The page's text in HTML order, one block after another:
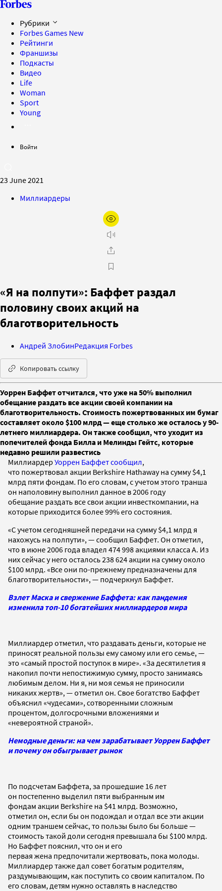
Рубрики
Forbes Games New
Рейтинги
Франшизы
Подкасты
Видео
Life
Woman
Sport
Young
Войти
23 June 2021
Миллиардеры
«Я на полпути»: Баффет раздал
половину своих акций на
благотворительность
Андрей ЗлобинРедакция Forbes
Копировать ссылку
Уоррен Баффет отчитался, что уже на 50% выполнил
обещание раздать все акции своей компании на
благотворительность. Стоимость пожертвованных им бумаг
составляет около $100 млрд — еще столько же осталось у 90-
летнего миллиардера. Он также сообщил, что уходит из
попечителей фонда Билла и Мелинды Гейтс, которые
недавно решили развестись
Миллиардер Уоррен Баффетсообщил,
что пожертвовал акции Berkshire Hathaway на сумму $4,1
млрд пяти фондам. По его словам, с учетом этого транша
он наполовину выполнил данное в 2006 году
обещание раздать все свои акции инвесткомпании, на
которые приходится более 99% его состояния.
«С учетом сегодняшней передачи на сумму $4,1 млрд я
нахожусь на полпути», — сообщил Баффет. Он отметил,
что в июне 2006 года владел 474 998 акциями класса А. Из
них сейчас у него осталось 238 624 акции на сумму около
$100 млрд. «Все они по-прежнему предназначены для
благотворительности», — подчеркнул Баффет.
Взлет Маска и свержение Баффета: как пандемия
изменила топ-10 богатейших миллиардеров мира
Миллиардер отметил, что раздавать деньги, которые не
приносят реальной пользы ему самому или его семье, —
это «самый простой поступок в мире». «За десятилетия я
накопил почти непостижимую сумму, просто занимаясь
любимым делом. Ни я, ни моя семья не приносили
никаких жертв», — отметил он. Свое богатство Баффет
объяснил «чудесами», сотворенными сложным
процентом, долгосрочными вложениями и
«невероятной страной».
Немодные деньги: на чем зарабатывает Уоррен Баффет
и почему он обыгрывает рынок
По подсчетам Баффета, за прошедшие 16 лет
он постепенно выделил пяти выбранным им
фондам акции Berkshire на $41 млрд. Возможно,
отметил он, если бы он подождал и отдал все эти акции
одним траншем сейчас, то пользы было бы больше —
стоимость такой доли сегодня превышала бы $100 млрд.
Но Баффет пояснил, что он и его
первая жена предпочитали жертвовать, пока молоды.
Миллиардер также дал совет богатым родителям,
раздумывающим, как поступить со своим капиталом. По
его словам, детям нужно оставлять в наследство